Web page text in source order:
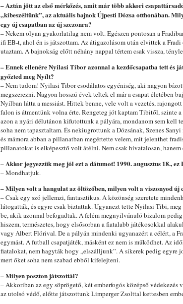
– Aztán jött az első mérkőzés, amit már több akkori
„kibeszéltünk”, az aktuális bajnok Újpesti Dózsa otthonában.
egy új csapatban az új szezonra?
– Nekem olyan gyakorlatilag nem volt. Egészen pontosan a
ifi EB-t, ahol én is játszottam. Az átigazolásom után elvittek a
utaztam. A bajnokság előtt néhány nappal tértem csak vissza,
– Ennek ellenére Nyilasi Tibor azonnal a kezdőcsapatba tett és
győzted meg Nyílt?
– Nem tudom! Nyilasi Tibor csodálatos egyéniség, aki nagyon
megszerezni. Nagyon hosszú évek teltek el már a csapat életében
Nyílban látta a messiást. Hittek benne, vele volt a vezetés,
falon is átmentünk volna érte. Rengeteg jót kaptam Tibitől, szinte
azon a nyári délutánon kifutottunk a pályára, mondanom sem kell
soha nem tapasztaltam. És nekiugrottunk a Dózsának, Szenes
és mámora abban a pillanatban megértette velem, mit jelenthet
pillanatokat is elképesztő volt átélni. Nem csak hivatalosan,
– Akkor jegyezzük meg jól ezt a dátumot! 1990. augusztus 18.,
– Mondhatjuk.
– Milyen volt a hangulat az öltözőben, milyen volt a viszonyod új
– Csak egy szó jellemzi, fantasztikus. A közönség szeretete
látogatták, és egyre csak biztattak. Ugyanezt tette Nyilasi Tibi,
be, akik azonnal befogadtak. A felém megnyilvánuló bizalom
hiszem, természetes, hogy elsősorban a fiatalabb játékosokkal
vagy Albert Flórival. De a pályán mindenki ugyanazért a célért, a
egymást. A futball csapatjáték, másként ez nem is működhet. Az
fiatalokat, nem hagyták hogy „elszálljunk”. A sikerek pedig egyre
mert őket soha nem szabad ebből kifelejteni.
– Milyen poszton játszottál?
– Akkoriban az egy söprögető, két emberfogós középső
az utolsó védő, előtte játszottunk Limperger Zsolttal kettesben